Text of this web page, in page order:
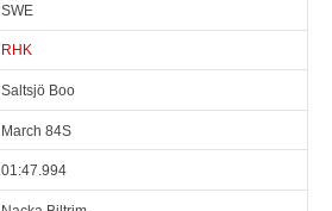
SWE
RHK
Saltsjö Boo
March 84S
01:47.994